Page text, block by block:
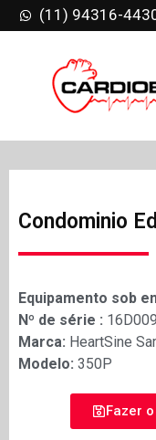
(11) 94316-
Condominio
Equipamento sob
Nº de série :
Marca: HeartSine
Modelo: 350P
Fazer